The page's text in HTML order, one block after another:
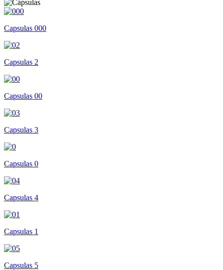
Capsulas 000
Capsulas 2
Capsulas 00
Capsulas 3
Capsulas 0
Capsulas 4
Capsulas 1
Capsulas 5